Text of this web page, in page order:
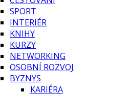
SPORT
INTERIÉR
KNIHY
KURZY
NETWORKING
OSOBNÍ ROZVOJ
BYZNYS
KARIÉRA